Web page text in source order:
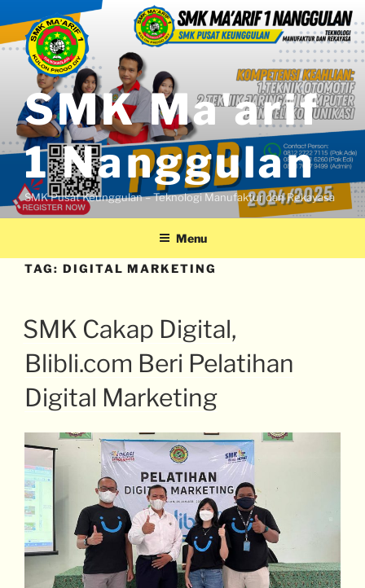
SMK Ma'arif
1 Nanggulan
SMK Pusat Keunggulan – Teknologi Manufaktur dan Rekayasa
Menu
TAG: DIGITAL MARKETING
SMK Cakap Digital,
Blibli.com Beri Pelatihan
Digital Marketing